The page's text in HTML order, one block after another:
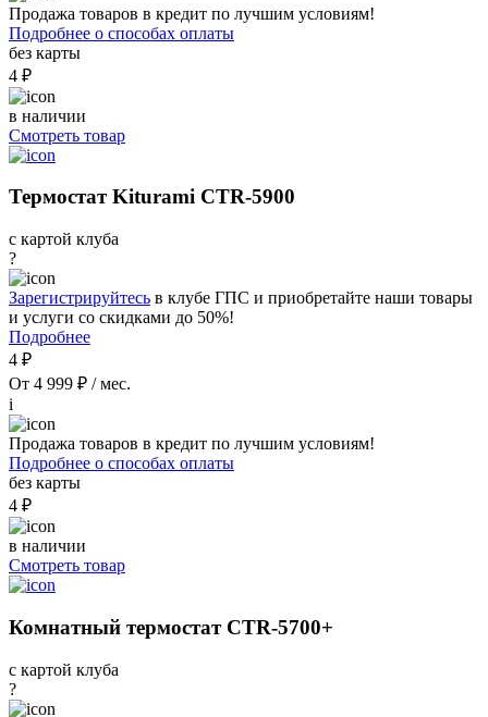
Продажа товаров в кредит по лучшим условиям!
Подробнее о способах оплаты
без карты
4 ₽
в наличии
Смотреть товар
Термостат Kiturami CTR-5900
с картой клуба
?
Зарегистрируйтесь в клубе ГПС и приобретайте наши товары
и услуги со скидками до 50%!
Подробнее
4 ₽
От 4 999 ₽ / мес.
i
Продажа товаров в кредит по лучшим условиям!
Подробнее о способах оплаты
без карты
4 ₽
в наличии
Смотреть товар
Комнатный термостат CTR-5700+
с картой клуба
?